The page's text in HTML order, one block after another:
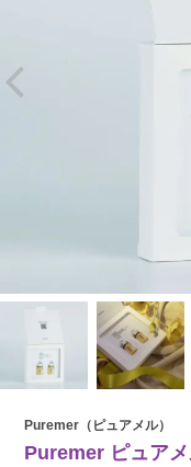
Puremer（ピュアメル）
Puremer ピュア